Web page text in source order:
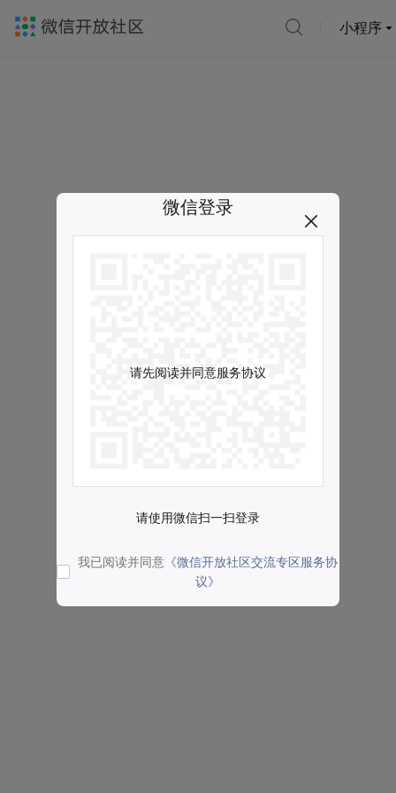
小程序
微信登录
请先阅读并同意服务协议
请使用微信扫一扫登录
我已阅读并同意 《微信开放社区交流专区服务协
议》